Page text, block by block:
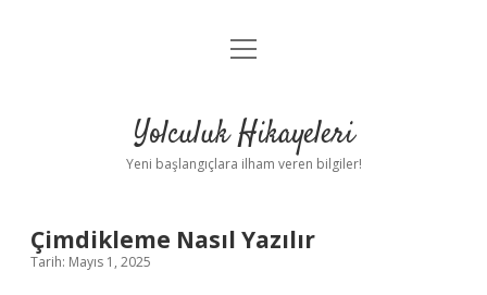
Anasayfa
Yasal Uyarı
menüyü
Yolculuk Hikayeleri
Yeni başlangıçlara ilham veren bilgiler!
Çimdikleme Nasıl Yazılır
Tarih: Mayıs 1, 2025